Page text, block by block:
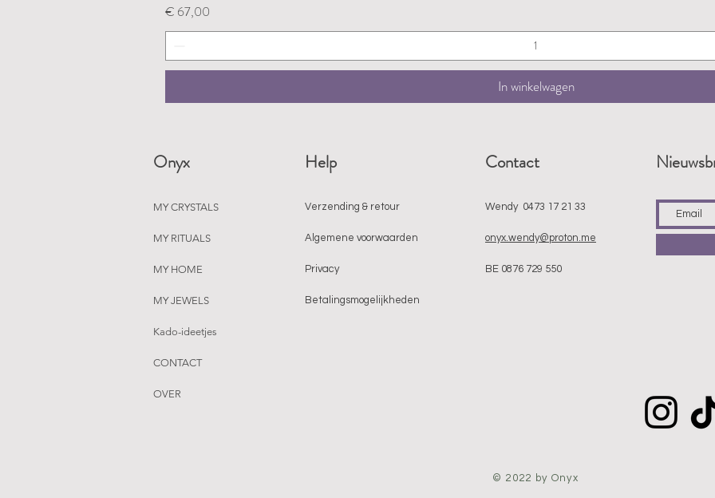
Prijs
€ 67,00
In winkelwagen
Onyx
MY CRYSTALS
MY RITUALS
MY HOME
MY JEWELS
Kado-ideetjes
CONTACT
OVER
Help
Verzending & retour
Algemene voorwaarden
Privacy
Betalingsmogelijkheden
Contact
Wendy 0473 17 21 33
onyx.wendy@proton.me
BE 0876 729 550
© 2022 by Onyx